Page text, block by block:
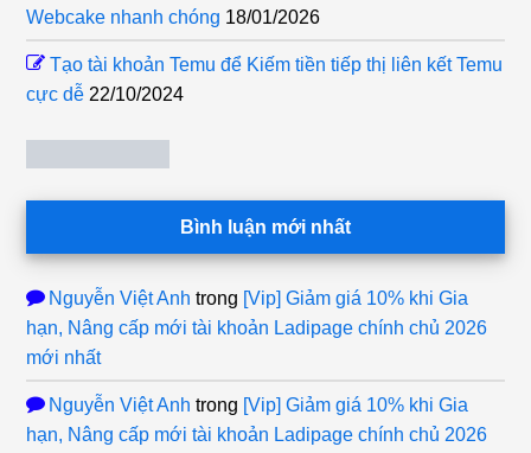
Webcake nhanh chóng 18/01/2026
Tạo tài khoản Temu để Kiếm tiền tiếp thị liên kết Temu
cực dễ 22/10/2024
Bình luận mới nhất
Nguyễn Việt Anh trong [Vip] Giảm giá 10% khi Gia
hạn, Nâng cấp mới tài khoản Ladipage chính chủ 2026
mới nhất
Nguyễn Việt Anh trong [Vip] Giảm giá 10% khi Gia
hạn, Nâng cấp mới tài khoản Ladipage chính chủ 2026